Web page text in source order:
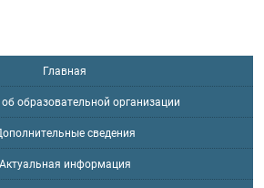
Главная
образовательной организации
сведения
Актуальная информация